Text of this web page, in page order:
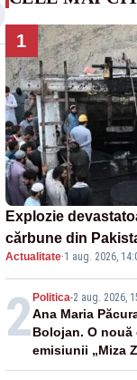
1
Explozie
cărbune din
morți - VIDEO
Actualitate·1 aug. 2026,
2 Politica-2 aug. 2026,
Ana Maria
Bolojan. O
emisiunii „Miza
PLUS